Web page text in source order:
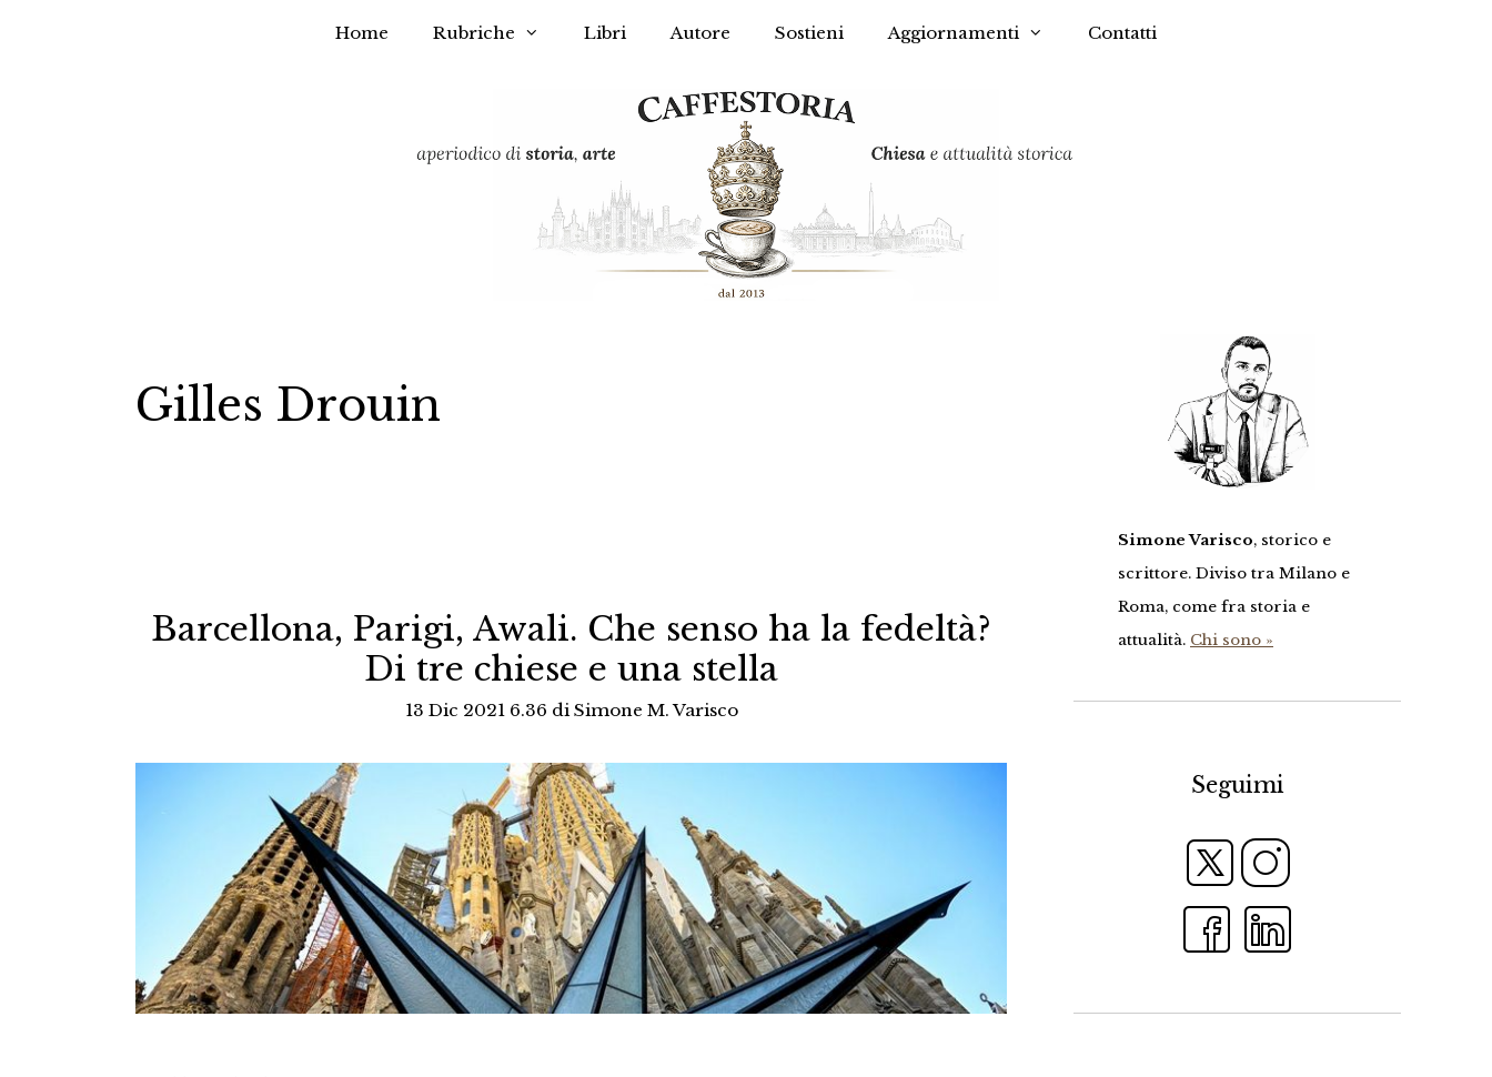
Home Rubriche Libri Autore Sostieni Aggiornamenti Contatti
Gilles Drouin
Barcellona, Parigi, Awali. Che senso ha la fedeltà?
Di tre chiese e una stella
13 Dic 2021 6.36 diSimone M. Varisco
Simone Varisco, storico e
scrittore. Diviso tra Milano e
Roma, come fra storia e
attualità. Chi sono »
Seguimi